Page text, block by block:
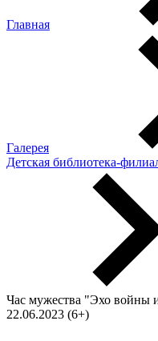
Главная
Галерея
Детская библиотека-
Час мужества "Эхо войны
22.06.2023 (6+)